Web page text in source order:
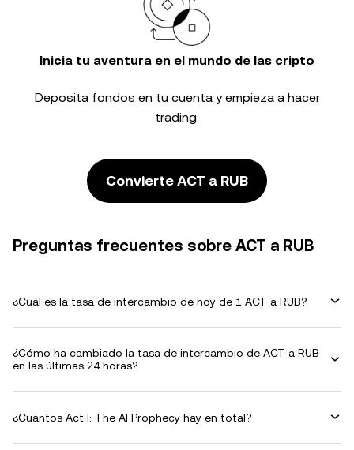
Inicia tu aventura en el mundo de las cripto
Deposita fondos en tu cuenta y empieza a hacer
trading.
Convierte ACT a RUB
Preguntas frecuentes sobre ACT a RUB
¿Cuál es la tasa de intercambio de hoy de 1 ACT a RUB?
¿Cómo ha cambiado la tasa de intercambio de ACT a RUB
en las últimas 24 horas?
¿Cuántos Act I: The AI Prophecy hay en total?